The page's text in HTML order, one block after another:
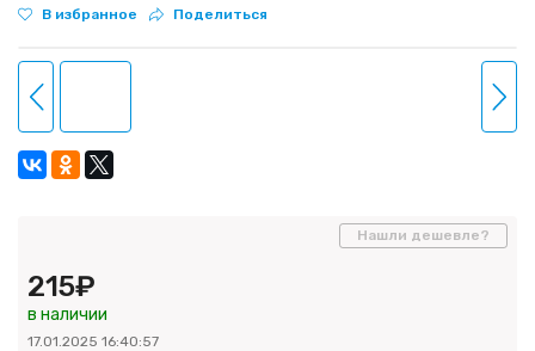
В избранное Поделиться
215₽
в наличии
17.01.2025 16:40:57
Нашли дешевле?